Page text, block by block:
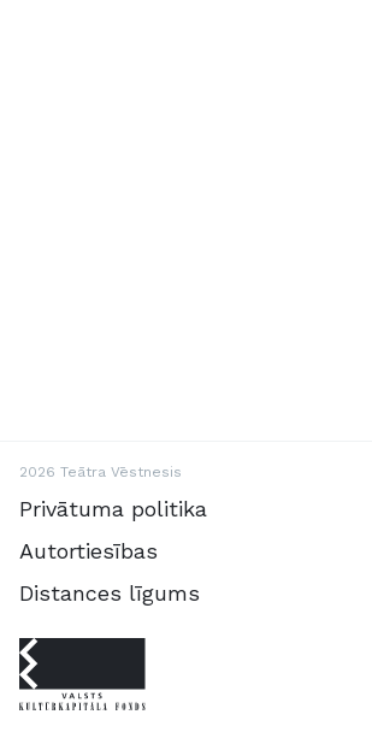
2026 Teātra Vēstnesis
Privātuma politika
Autortiesības
Distances līgums